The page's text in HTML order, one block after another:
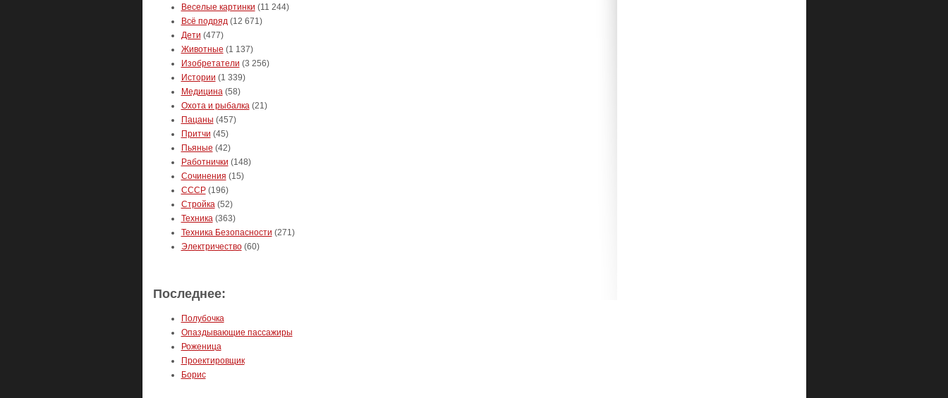
Веселые картинки (11 244)
Всё подряд(12 671)
Дети (477)
Животные (1 137)
Изобретатели (3 256)
Истории (1 339)
Медицина(58)
Охота и рыбалка(21)
Пацаны (457)
Притчи (45)
Пьяные (42)
Работнички (148)
Сочинения (15)
СССР(196)
Стройка(52)
Техника(363)
Техника Безопасности (271)
Электричество(60)
Последнее:
Полубочка
Опаздывающие пассажиры
Роженица
Проектировщик
Борис